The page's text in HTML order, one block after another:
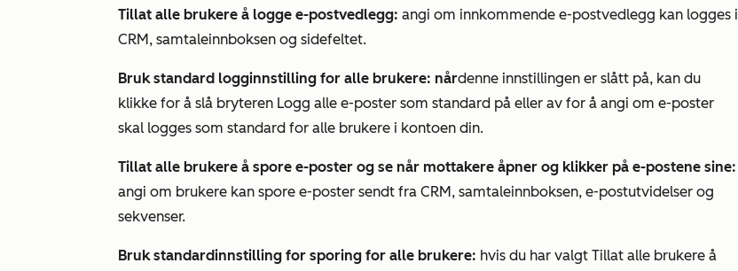
Tillat alle brukere å logge e-postvedlegg: angi om innkommende e-postvedlegg kan logges i
CRM, samtaleinnboksen og sidefeltet.
Bruk standard logginnstilling for alle brukere: nårdenne innstillingen er slått på, kan du
klikke for å slå bryteren Logg alle e-poster som standard på eller av for å angi om e-poster
skal logges som standard for alle brukere i kontoen din.
Tillat alle brukere å spore e-poster og se når mottakere åpner og klikker på e-postene sine:
angi om brukere kan spore e-poster sendt fra CRM, samtaleinnboksen, e-postutvidelser og
sekvenser.
Bruk standardinnstilling for sporing for alle brukere: hvis du har valgt Tillat alle brukere å